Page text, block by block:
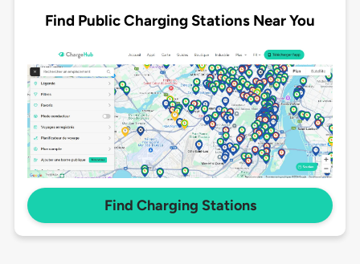
Find Public Charging Stations Near You
Find Charging Stations